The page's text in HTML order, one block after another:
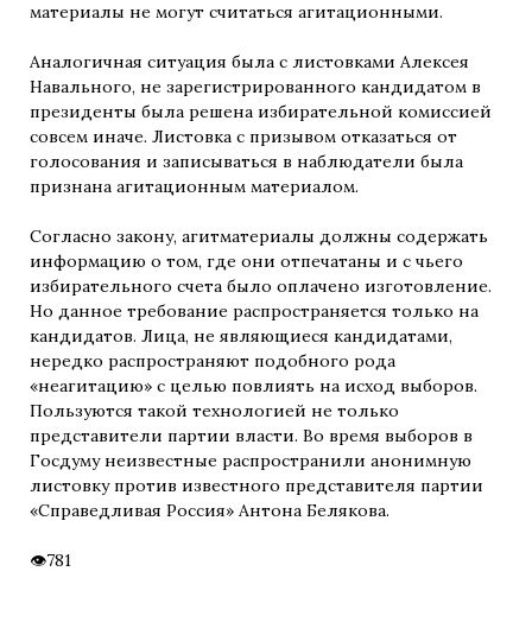
материалы не могут считаться агитационными.
Аналогичная ситуация была с листовками Алексея
Навального, не зарегистрированного кандидатом в
президенты была решена избирательной комиссией
совсем иначе. Листовка с призывом отказаться от
голосования и записываться в наблюдатели была
признана агитационным материалом.
Согласно закону, агитматериалы должны содержать
информацию о том, где они отпечатаны и с чьего
избирательного счета было оплачено изготовление.
Но данное требование распространяется только на
кандидатов. Лица, не являющиеся кандидатами,
нередко распространяют подобного рода
«неагитацию» с целью повлиять на исход выборов.
Пользуются такой технологией не только
представители партии власти. Во время выборов в
Госдуму неизвестные распространили анонимную
листовку против известного представителя партии
«Справедливая Россия» Антона Белякова.
781